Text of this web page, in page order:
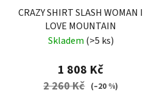
CRAZY SHIRT SLASH WOMAN I
LOVE MOUNTAIN
Skladem (>5 ks)
1 808 Kč
2 260 Kč (–20 %)